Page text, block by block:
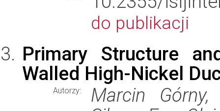
do publikacji
Primary Structure
Walled High-Nickel
Autorzy:
Marcin Górny,